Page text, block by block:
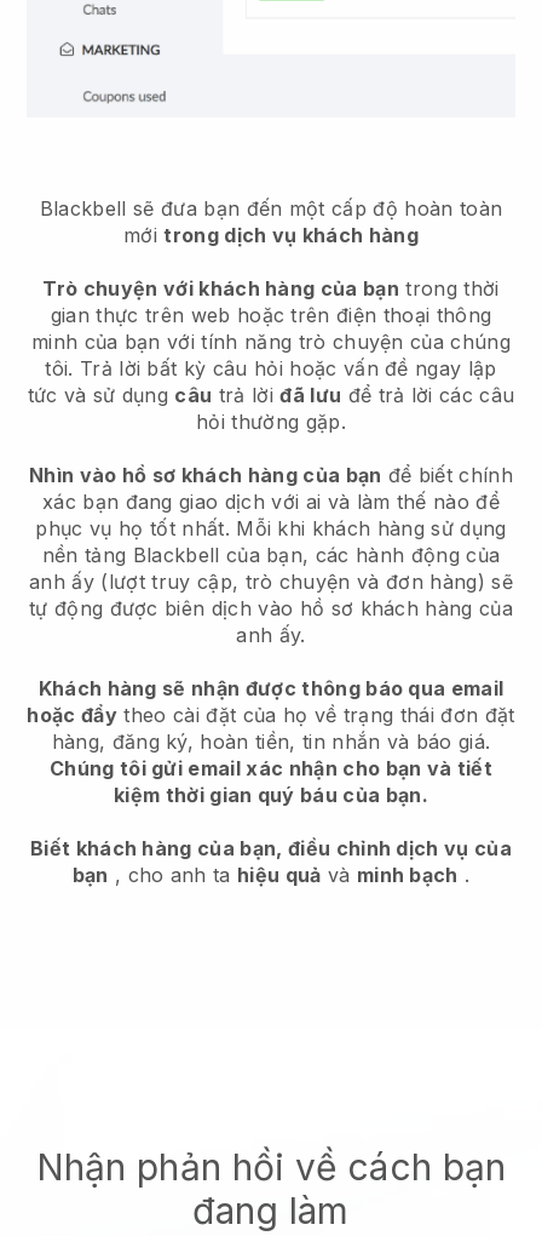
Blackbell sẽ đưa bạn đến một cấp độ hoàn toàn
mớitrong dịch vụ khách hàng
Trò chuyện với khách hàng của bạn trong thời
gian thực trên web hoặc trên điện thoại thông
minh của bạn với tính năng trò chuyện của chúng
tôi. Trả lời bất kỳ câu hỏi hoặc vấn đề ngay lập
tức và sử dụng câu trả lờiđã lưu để trả lời các câu
hỏi thường gặp.
Nhìn vào hồ sơ khách hàng của bạn để biết chính
xác bạn đang giao dịch với ai và làm thế nào để
phục vụ họ tốt nhất. Mỗi khi khách hàng sử dụng
nền tảng Blackbell của bạn, các hành động của
anh ấy (lượt truy cập, trò chuyện và đơn hàng) sẽ
tự động được biên dịch vào hồ sơ khách hàng của
anh ấy.
Khách hàng sẽ nhận được thông báo qua email
hoặc đẩy theo cài đặt của họ về trạng thái đơn đặt
hàng, đăng ký, hoàn tiền, tin nhắn và báo giá.
Chúng tôi gửi email xác nhận cho bạn và tiết
kiệm thời gian quý báu của bạn.
Biết khách hàng của bạn, điều chỉnh dịch vụ của
bạn , cho anh ta hiệu quả và minh bạch .
Nhận phản hồi về cách bạn
đang làm